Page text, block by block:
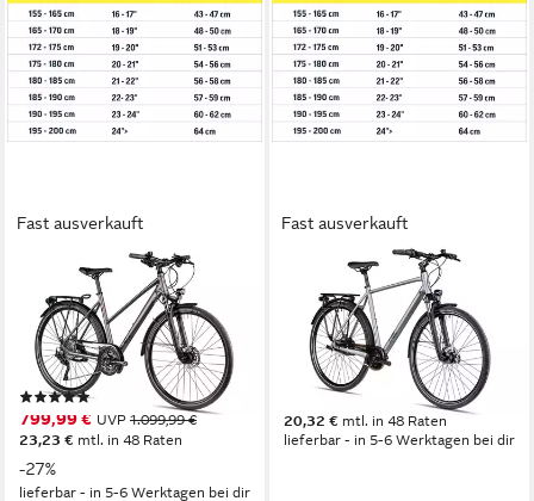
Fast ausverkauft
2R MANUFAKTUR
Trekkingrad TLX30 Trapez
51 cm Rahmenhöhe
30 Gänge
120 kg Zul. Gesamtgewicht
(1)
799,99 € UVP 1.099,99 €
23,23 € mtl. in 48 Raten
-27%
lieferbar - in 5-6 Werktagen bei dir
Fast ausverkauft
2R MANUFAKTUR
Cityrad TRX GO
51 cm Rahmenhöhe
Gänge
120 kg Zul. Gesamtgewicht
699,99 €
20,32 € mtl. in 48 Raten
lieferbar - in 5-6 Werktagen bei dir